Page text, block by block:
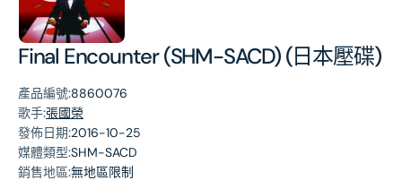
Final Encounter (SHM-SACD) (日本壓碟)
產品編號:8860076
歌手:張國榮
發佈日期:2016-10-25
媒體類型:SHM-SACD
銷售地區:無地區限制